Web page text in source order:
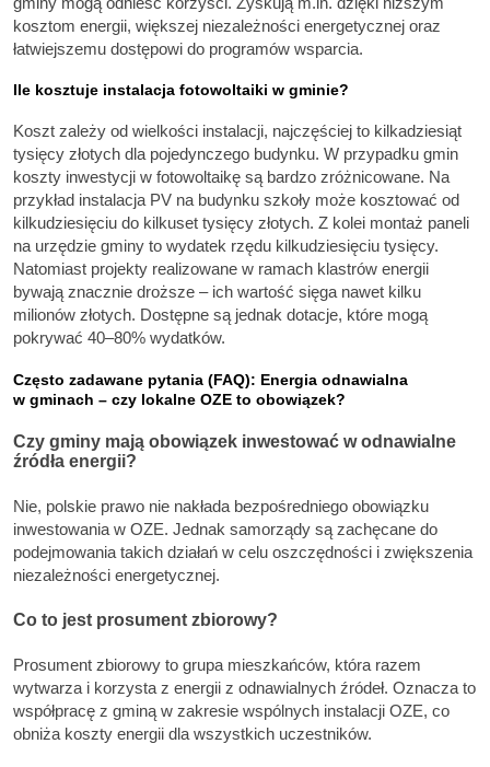
kosztom energii, większej niezależności energetycznej oraz
łatwiejszemu dostępowi do programów wsparcia.
Ile kosztuje instalacja fotowoltaiki w gminie?
Koszt zależy od wielkości instalacji, najczęściej to kilkadziesiąt
tysięcy złotych dla pojedynczego budynku. W przypadku gmin
koszty inwestycji w fotowoltaikę są bardzo zróżnicowane. Na
przykład instalacja PV na budynku szkoły może kosztować od
kilkudziesięciu do kilkuset tysięcy złotych. Z kolei montaż paneli
na urzędzie gminy to wydatek rzędu kilkudziesięciu tysięcy.
Natomiast projekty realizowane w ramach klastrów energii
bywają znacznie droższe – ich wartość sięga nawet kilku
milionów złotych. Dostępne są jednak dotacje, które mogą
pokrywać 40–80% wydatków.
Często zadawane pytania (FAQ): Energia odnawialna
w gminach – czy lokalne OZE to obowiązek?
Czy gminy mają obowiązek inwestować w odnawialne
źródła energii?
Nie, polskie prawo nie nakłada bezpośredniego obowiązku
inwestowania w OZE. Jednak samorządy są zachęcane do
podejmowania takich działań w celu oszczędności i zwiększenia
niezależności energetycznej.
Co to jest prosument zbiorowy?
Prosument zbiorowy to grupa mieszkańców, która razem
wytwarza i korzysta z energii z odnawialnych źródeł. Oznacza to
współpracę z gminą w zakresie wspólnych instalacji OZE, co
obniża koszty energii dla wszystkich uczestników.